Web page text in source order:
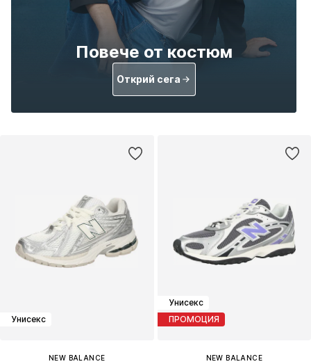
Унисекс
NEW BALANCE
Унисекс
ПРОМОЦИЯ
NEW BALANCE
Повече от костюм
Открий сега